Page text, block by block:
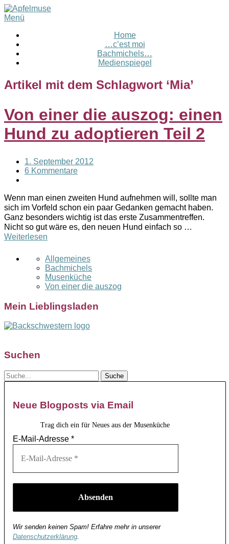
Menü
Home
…c’est moi
Bachmichels…
Medienspiegel
Artikel mit dem Schlagwort ‘Mia’
Von einer die auszog: einen
Hund zu adoptieren Teil 2
1. September 2012
6 Kommentare
Wenn man einen zweiten Hund aufnehmen will, sollte man
sich im Vorfeld schon ein paar Gedanken gemacht haben.
Ganz besonders wichtig ist das erste Zusammentreffen.
Nicht so gut wäre es, den neuen Hund einfach so …
Weiterlesen
Allgemeines
Bachmichels
Musenküche
Von einer die auszog
Mein Lieblingsladen
Suchen
Neue Blogposts via Email
Trag dich ein für Neues aus der Musenküche
E-Mail-Adresse *
Wir senden keinen Spam! Erfahre mehr in unserer
Datenschutzerklärung